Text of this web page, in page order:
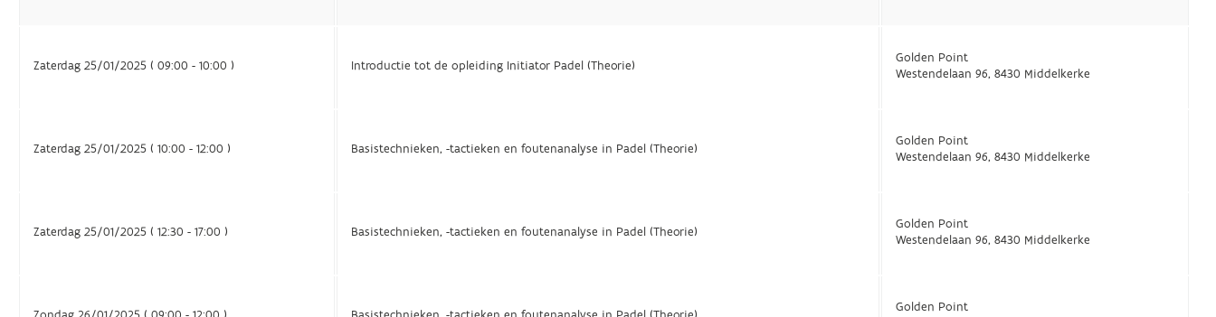
Zaterdag 25/01/2025 ( 09:00 - 10:00 ) Introductie tot de opleiding Initiator Padel (Theorie)
Golden Point
Westendelaan 96, 8430 Middelkerke
Zaterdag 25/01/2025 ( 10:00 - 12:00 ) Basistechnieken, -tactieken en foutenanalyse in Padel (Theorie)
Golden Point
Westendelaan 96, 8430 Middelkerke
Zaterdag 25/01/2025 ( 12:30 - 17:00 ) Basistechnieken, -tactieken en foutenanalyse in Padel (Theorie)
Golden Point
Westendelaan 96, 8430 Middelkerke
Golden Point